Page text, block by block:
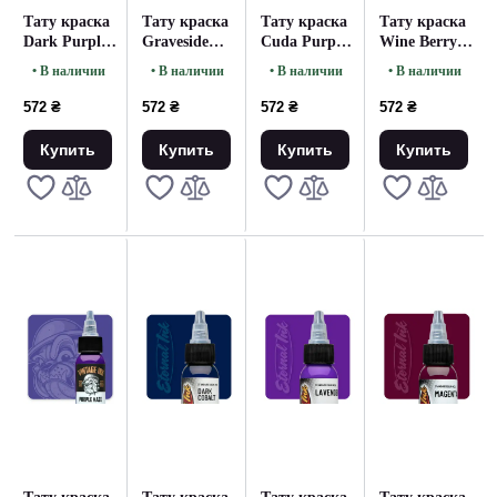
Тату краска
Dark Purple
Eternal (30
• В наличии
572 ₴
Купить
Тату краска
Graveside
Light Eternal
• В наличии
572 ₴
Купить
Тату краска
Cuda Purple
Eternal (30
• В наличии
572 ₴
Купить
Тату краска
Wine Berry
Portrait Skin
мл.)
• В наличии
572 ₴
Купить